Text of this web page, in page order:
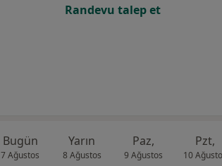
Randevu talep et
Bugün
7 Ağustos
Yarın
8 Ağustos
Paz,
9 Ağustos
Pzt,
10